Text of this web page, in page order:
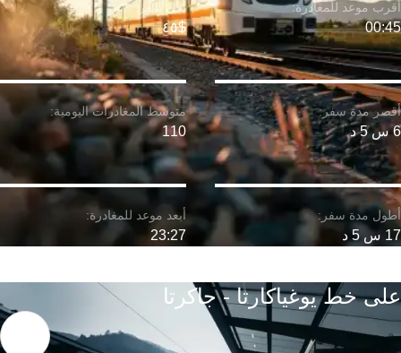
6 س 5 د
00:45
17 س 5 د
$٤٥
110
23:27
على خط يوغياكارتا - جاكرتا